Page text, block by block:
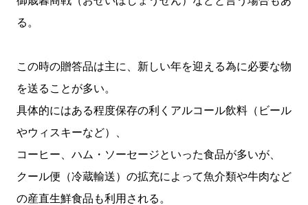
る。
この時の贈答品は主に、新しい年を迎える為に必要な物
を送ることが多い。
具体的にはある程度保存の利くアルコール飲料（ビール
やウィスキーなど）、
コーヒー、ハム・ソーセージといった食品が多いが、
クール便（冷蔵輸送）の拡充によって魚介類や牛肉など
の産直生鮮食品も利用される。